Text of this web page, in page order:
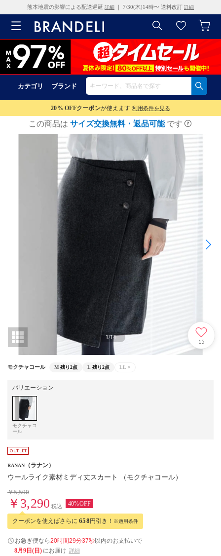
熊本地震の影響による配送遅延 詳細 ｜ 7/30(木)14時〜 送料改訂 詳細
カテゴリ ブランド
20% OFFクーポンが使えます 利用条件を見る
この商品は サイズ交換無料・返品可能 です
1/14
15
モクチャコール M 残り2点 L 残り2点 LL ×
バリエーション
モクチャコ
ール
RANAN （ラナン）
ウールライク素材ミディ丈スカート （モクチャコール）
￥5,500
￥3,290 税込 40%OFF
クーポンを使えばさらに 658円引き！ ※適用条件
お急ぎ便なら20時間29分36秒以内のお支払いで
8月9日(日) にお届け 詳細